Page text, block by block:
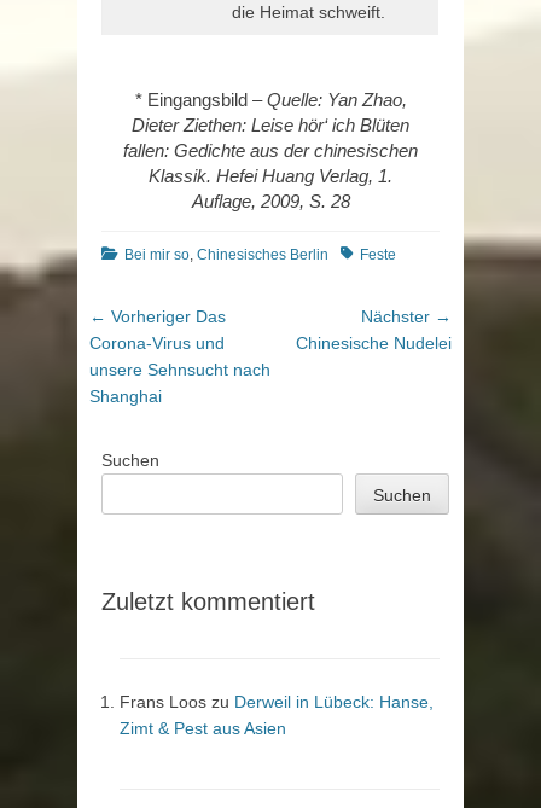
die Heimat schweift.
* Eingangsbild –Quelle: Yan Zhao,
Dieter Ziethen: Leise hör‘ ich Blüten
fallen: Gedichte aus der chinesischen
Klassik. Hefei Huang Verlag, 1.
Auflage, 2009, S. 28
Kategorien
Bei mir so Chinesisches Berlin Schlagworte
Feste
Beitragsnavigation
← Vorheriger Vorheriger
Beitrag:
Das
Corona-Virus und
unsere Sehnsucht nach
Shanghai
Nächster →
Beitrag:
Chinesische Nudelei
Suchen
Suchen
Zuletzt kommentiert
Frans Loos zu Derweil in Lübeck: Hanse,
Zimt & Pest aus Asien